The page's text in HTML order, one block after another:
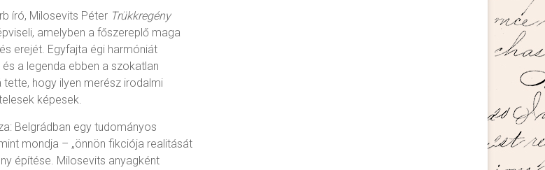
író, Milosevits Péter Trükkregény
amelyben a főszereplő maga
erejét. Egyfajta égi harmóniát
a legenda ebben a szokatlan
tette, hogy ilyen merész irodalmi
képesek.
Belgrádban egy tudományos
mondja – „önnön fikciója realitását
építése. Milosevits anyagként